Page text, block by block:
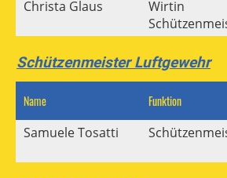
Christa Glaus
Wirtin
Schützenmeister Luftgewehr
Name Funktion
Samuele Tosatti